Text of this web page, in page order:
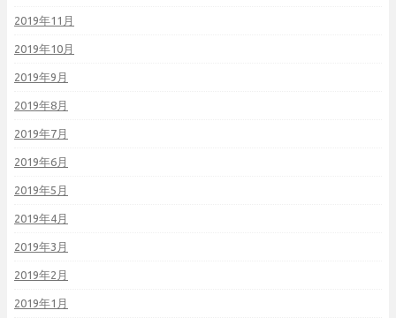
2019年11月
2019年10月
2019年9月
2019年8月
2019年7月
2019年6月
2019年5月
2019年4月
2019年3月
2019年2月
2019年1月